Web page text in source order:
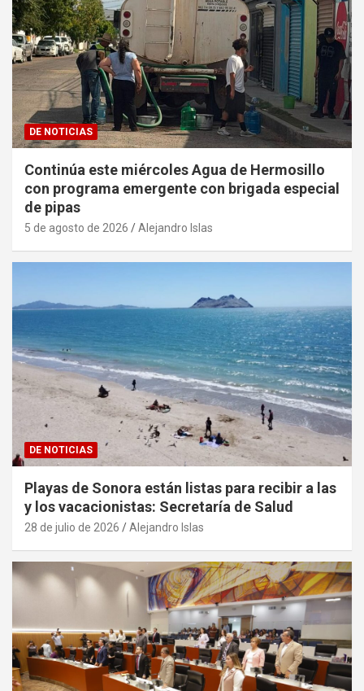
DE NOTICIAS
Continúa este miércoles Agua de Hermosillo
con programa emergente con brigada especial
de pipas
5 de agosto de 2026 Alejandro Islas
DE NOTICIAS
Playas de Sonora están listas para recibir a las
y los vacacionistas: Secretaría de Salud
28 de julio de 2026 Alejandro Islas